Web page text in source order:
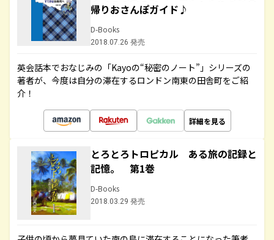
帰りおさんぽガイド♪
D-Books
2018.07.26 発売
英会話本でおなじみの「Kayoの“秘密のノート”」シリーズの
著者が、今度は自分の滞在するロンドン南東の田舎町をご紹
介！
詳細を見る
とろとろトロピカル ある旅の記録と
記憶。 第1巻
D-Books
2018.03.29 発売